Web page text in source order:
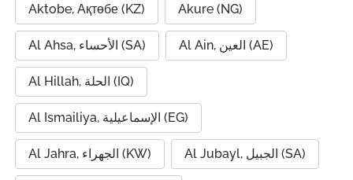
Aktobe, Ақтөбе (KZ) Akure (NG)
Al Ahsa, الأحساء (SA) Al Ain, العين (AE)
Al Hillah, الحلة (IQ)
Al Ismailiya, الإسماعيلية (EG)
Al Jahra, الجهراء (KW) Al Jubayl, الجبيل (SA)